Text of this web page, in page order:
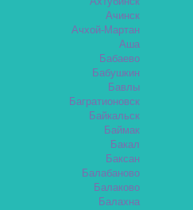
Ачинск
Ачхой-Мартан
Аша
Бабаево
Бабушкин
Бавлы
Багратионовск
Байкальск
Баймак
Бакал
Баксан
Балабаново
Балаково
Балахна